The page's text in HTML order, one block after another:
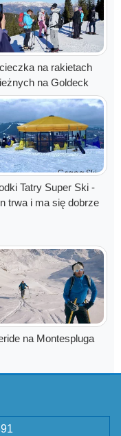
na rakietach
na Goldeck
Tatry Super Ski -
trwa i ma się dobrze
na Montespluga